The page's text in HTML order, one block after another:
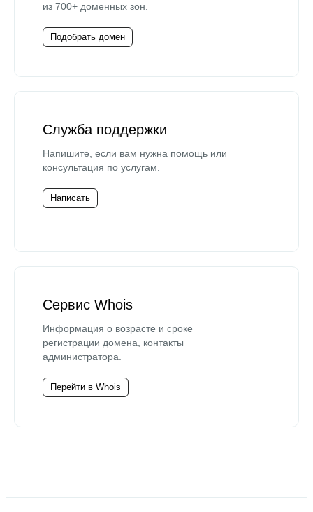
из 700+ доменных зон.
Подобрать домен
Служба поддержки
Напишите, если вам нужна помощь или
консультация по услугам.
Написать
Сервис Whois
Информация о возрасте и сроке
регистрации домена, контакты
администратора.
Перейти в Whois